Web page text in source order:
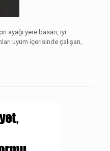
ayağı yere basan, iyi
uyum içerisinde çalışan,